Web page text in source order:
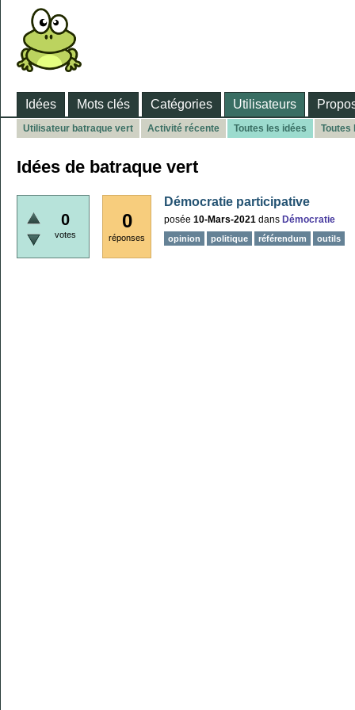
Idées Mots clés Catégories Utilisateurs
Utilisateur batraque vert Activité récente Toutes les idées Toutes
Idées de batraque vert
0
votes
0
réponses
Démocratie participative
posée 10-Mars-2021 dans Démocratie
opinion politique référendum outils